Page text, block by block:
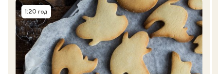
Время приготовления
1:20 год